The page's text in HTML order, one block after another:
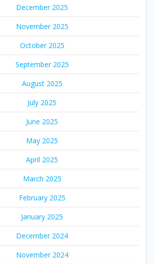
December 2025
November 2025
October 2025
September 2025
August 2025
July 2025
June 2025
May 2025
April 2025
March 2025
February 2025
January 2025
December 2024
November 2024